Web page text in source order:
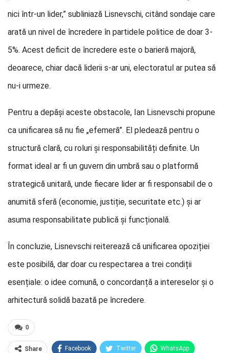
nici într-un lider,” subliniază Lisnevschi, citând sondaje care
arată un nivel de încredere în partidele politice de doar 3-
5%. Acest deficit de încredere este o barieră majoră,
deoarece, chiar dacă liderii s-ar uni, electoratul ar putea să
nu-i urmeze.
Pentru a depăși aceste obstacole, Ian Lisnevschi propune
ca unificarea să nu fie „efemeră”. El pledează pentru o
structură clară, cu roluri și responsabilități definite. Un
format ideal ar fi un guvern din umbră sau o platformă
strategică unitară, unde fiecare lider ar fi responsabil de o
anumită sferă (economie, justiție, securitate etc.) și ar
asuma responsabilitate publică și funcțională.
În concluzie, Lisnevschi reiterează că unificarea opoziției
este posibilă, dar doar cu respectarea a trei condiții
esențiale: o idee comună, o concordanță a intereselor și o
arhitectură solidă bazată pe încredere.
0
Share Facebook Twitter WhatsApp